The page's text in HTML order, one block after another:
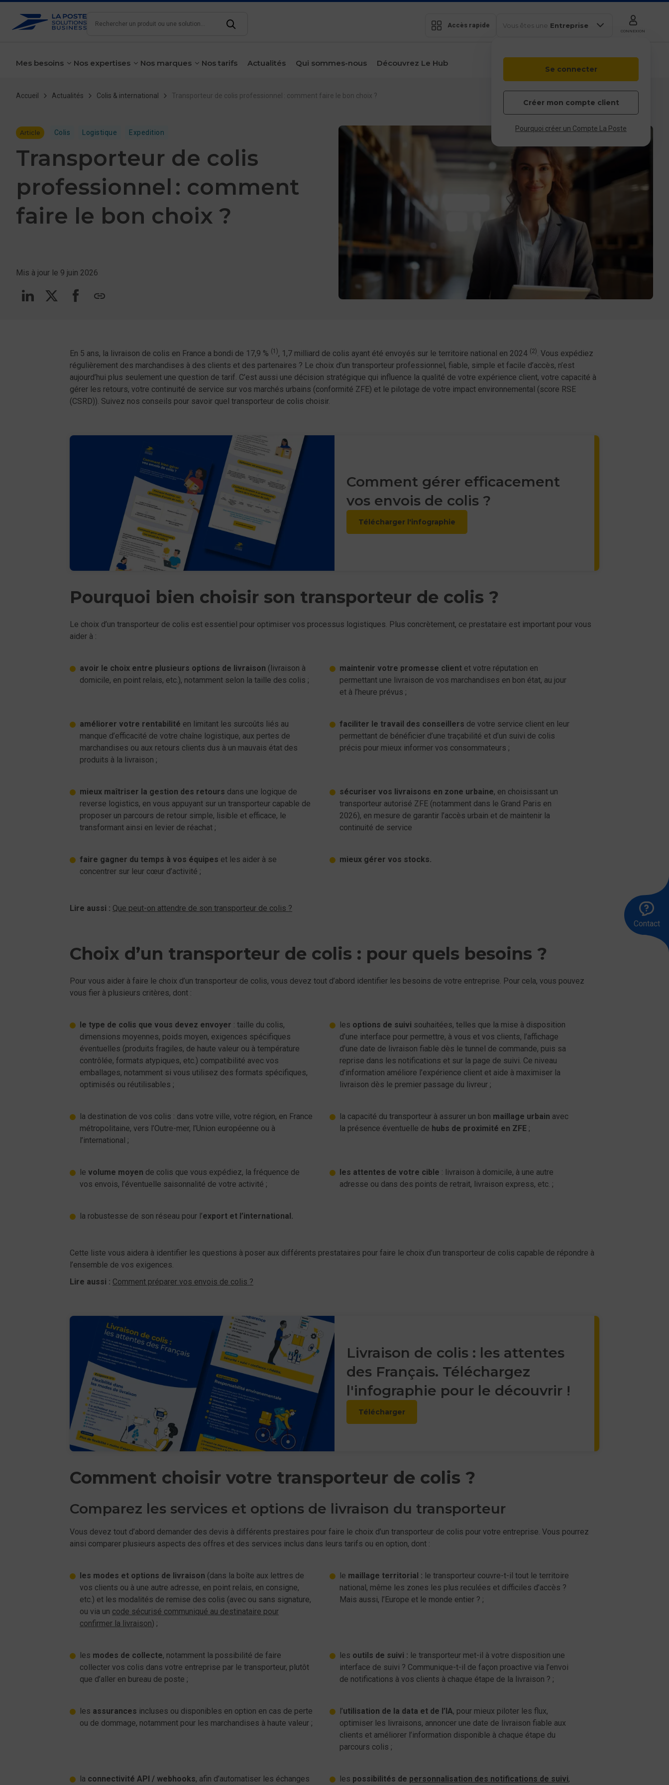
Rechercher
Rechercher Accès rapide
ligne
Contact & service client
Vous êtes une Entreprise
collectivités
CONNEXION
Se connecter
Créer mon compte client
Pourquoi créer un Compte La Poste
Mes besoins voir le sous-menu
Nos expertises voir le sous-menu
Nos marques voir le sous-menu
Nos tarifs Actualités Qui sommes-nous Découvrez Le Hub
Contact83
Fil d'Ariane
Accueil Actualités Colis & international Transporteur de colis professionnel : comment faire le bon choix ?
Article Colis Logistique Expedition
Transporteur de colis
professionnel : comment
faire le bon choix ?
Mis à jour le 9 juin 2026
Suivez-nous sur linkedin
Suivez-nous sur Twitter
Suivez-nous sur Facebook
En 5 ans, la livraison de colis en France a bondi de 17,9 % (1), 1,7 milliard de colis ayant été envoyés sur le territoire national en 2024 (2). Vous expédiez
régulièrement des marchandises à des clients et des partenaires ? Le choix d’un transporteur professionnel, fiable, simple et facile d’accès, n’est
aujourd’hui plus seulement une question de tarif. C’est aussi une décision stratégique qui influence la qualité de votre expérience client, votre capacité à
gérer les retours, votre continuité de service sur vos marchés urbains (conformité ZFE) et le pilotage de votre impact environnemental (score RSE
(CSRD)). Suivez nos conseils pour savoir quel transporteur de colis choisir.
Comment gérer efficacement
vos envois de colis ?
Télécharger l'infographie
Pourquoi bien choisir son transporteur de colis ?
Le choix d’un transporteur de colis est essentiel pour optimiser vos processus logistiques. Plus concrètement, ce prestataire est important pour vous
aider à :
avoir le choix entre plusieurs options de livraison (livraison à
domicile, en point relais, etc.), notamment selon la taille des colis ;
maintenir votre promesse clientet votre réputation en
permettant une livraison de vos marchandises en bon état, au jour
et à l’heure prévus ;
améliorer votre rentabilité en limitant les surcoûts liés au
manque d’efficacité de votre chaîne logistique, aux pertes de
marchandises ou aux retours clients dus à un mauvais état des
produits à la livraison ;
faciliter le travail des conseillers de votre service client en leur
permettant de bénéficier d’une traçabilité et d’un suivi de colis
précis pour mieux informer vos consommateurs ;
mieux maîtriser la gestion des retours dans une logique de
reverse logistics, en vous appuyant sur un transporteur capable de
proposer un parcours de retour simple, lisible et efficace, le
transformant ainsi en levier de réachat ;
sécuriser vos livraisons en zone urbaine, en choisissant un
transporteur autorisé ZFE (notamment dans le Grand Paris en
2026), en mesure de garantir l’accès urbain et de maintenir la
continuité de service
faire gagner du temps à vos équipes et les aider à se
concentrer sur leur cœur d’activité ;
mieux gérer vos stocks.
Lire aussi : Que peut-on attendre de son transporteur de colis ?
Choix d’un transporteur de colis : pour quels besoins ?
Pour vous aider à faire le choix d’un transporteur de colis, vous devez tout d’abord identifier les besoins de votre entreprise. Pour cela, vous pouvez
vous fier à plusieurs critères, dont :
le type de colis que vous devez envoyer : taille du colis,
dimensions moyennes, poids moyen, exigences spécifiques
éventuelles (produits fragiles, de haute valeur ou à température
contrôlée, formats atypiques, etc.) compatibilité avec vos
emballages, notamment si vous utilisez des formats spécifiques,
optimisés ou réutilisables ;
les options de suivi souhaitées, telles que la mise à disposition
d’une interface pour permettre, à vous et vos clients, l’affichage
d’une date de livraison fiable dès le tunnel de commande, puis sa
reprise dans les notifications et sur la page de suivi. Ce niveau
d’information améliore l’expérience client et aide à maximiser la
livraison dès le premier passage du livreur ;
la destination de vos colis : dans votre ville, votre région, en France
métropolitaine, vers l’Outre-mer, l’Union européenne ou à
l’international ;
la capacité du transporteur à assurer un bon maillage urbain avec
la présence éventuelle de hubs de proximité en ZFE;
le volume moyen de colis que vous expédiez, la fréquence de
vos envois, l’éventuelle saisonnalité de votre activité ;
les attentes de votre cible : livraison à domicile, à une autre
adresse ou dans des points de retrait, livraison express, etc. ;
la robustesse de son réseau pour l’export et l’international.
Cette liste vous aidera à identifier les questions à poser aux différents prestataires pour faire le choix d’un transporteur de colis capable de répondre à
l’ensemble de vos exigences.
Lire aussi : Comment préparer vos envois de colis ?
Livraison de colis : les attentes
des Français. Téléchargez
l'infographie pour le découvrir !
Télécharger
Comment choisir votre transporteur de colis ?
Comparez les services et options de livraison du transporteur
Vous devez tout d’abord demander des devis à différents prestaires pour faire le choix d’un transporteur de colis pour votre entreprise. Vous pourrez
ainsi comparer plusieurs aspects des offres et des services inclus dans leurs tarifs ou en option, dont :
les modes et options de livraison (dans la boîte aux lettres de
vos clients ou à une autre adresse, en point relais, en consigne,
etc.) et les modalités de remise des colis (avec ou sans signature,
ou via un code sécurisé communiqué au destinataire pour
confirmer la livraison) ;
le maillage territorial : le transporteur couvre-t-il tout le territoire
national, même les zones les plus reculées et difficiles d’accès ?
Mais aussi, l’Europe et le monde entier ? ;
les modes de collecte, notamment la possibilité de faire
collecter vos colis dans votre entreprise par le transporteur, plutôt
que d’aller en bureau de poste ;
les outils de suivi : le transporteur met-il à votre disposition une
interface de suivi ? Communique-t-il de façon proactive via l’envoi
de notifications à vos clients à chaque étape de la livraison ? ;
les assurances incluses ou disponibles en option en cas de perte
ou de dommage, notamment pour les marchandises à haute valeur ;
l’utilisation de la data et de l’IA, pour mieux piloter les flux,
optimiser les livraisons, annoncer une date de livraison fiable aux
clients et améliorer l’information disponible à chaque étape du
parcours colis ;
la connectivité API / webhooks, afin d’automatiser les échanges les possibilités de personnalisation des notifications de suivi,